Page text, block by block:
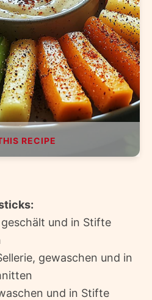
RECIPE
und in Stifte
gewaschen und in
und in Stifte